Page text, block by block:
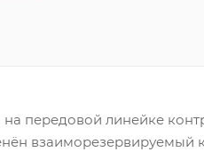
передовой линейке
взаиморезервируемый